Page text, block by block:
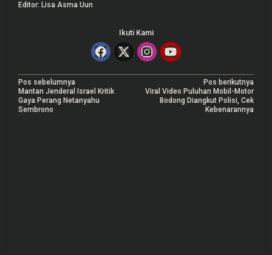
Editor: Lisa Asma Uun
Ikuti Kami
N
a
Pos sebelumnya
Mantan Jenderal Israel Kritik
Gaya Perang Netanyahu
Sembrono
Pos berikutnya
Viral Video Puluhan Mobil-Motor
Bodong Diangkut Polisi, Cek
Kebenarannya